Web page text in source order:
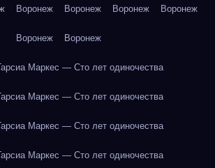
Воронеж Воронеж Воронеж Воронеж
Воронеж Воронеж
Маркес — Сто лет одиночества
Маркес — Сто лет одиночества
Маркес — Сто лет одиночества
Маркес — Сто лет одиночества